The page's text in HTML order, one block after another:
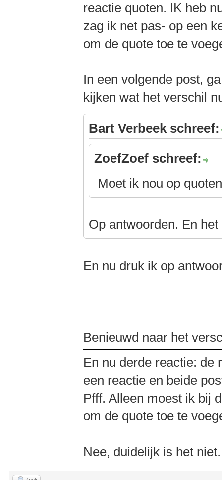
reactie quoten. IK heb
zag ik net pas- op een
om de quote toe te
In een volgende post,
kijken wat het verschil
Bart Verbeek schreef:
ZoefZoef schreef:
Moet ik nou op
Op antwoorden. En
En nu druk ik op
Benieuwd naar het
En nu derde reactie: de
een reactie en beide
Pfff. Alleen moest ik bij
om de quote toe te
Nee, duidelijk is het niet.